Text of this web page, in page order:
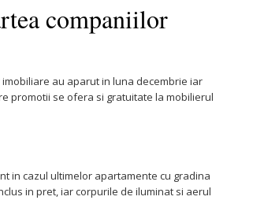
companiilor
au aparut in luna decembrie iar
promotii se ofera si gratuitate la mobilierul
in cazul ultimelor apartamente cu gradina
in pret, iar corpurile de iluminat si aerul